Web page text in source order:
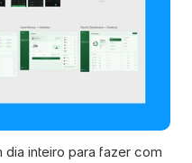
inteiro para fazer com